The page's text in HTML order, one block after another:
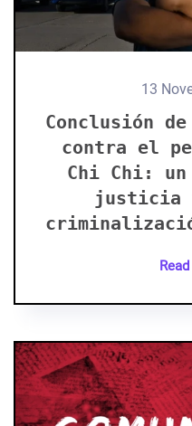
13
Conclusión
contra el
Chi Chi:
justicia